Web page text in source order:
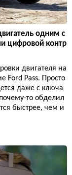
одним с
цифровой контр
двигателя на
Ford Pass. Просто
даже с ключа
то обделил
быстрее, чем и